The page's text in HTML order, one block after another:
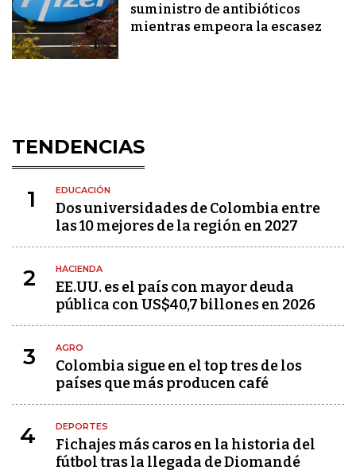
suministro de antibióticos
mientras empeora la escasez
TENDENCIAS
1 EDUCACIÓN
Dos universidades de Colombia entre
las 10 mejores de la región en 2027
2 HACIENDA
EE.UU. es el país con mayor deuda
pública con US$40,7 billones en 2026
3 AGRO
Colombia sigue en el top tres de los
países que más producen café
4 DEPORTES
Fichajes más caros en la historia del
fútbol tras la llegada de Diomandé